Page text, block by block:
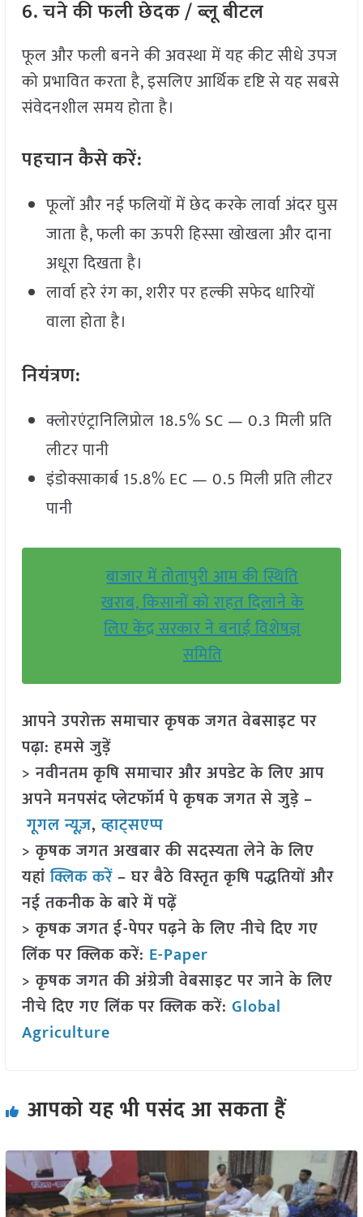
6.चनेकीफलीछेदक /ब्लूबीटल
फूल और फली बनने की अवस्था में यह कीट सीधे उपज
को प्रभावित करता है, इसलिए आर्थिक दृष्टि से यह सबसे
संवेदनशील समय होता है।
पहचानकैसेकरें:
फूलों और नई फलियों में छेद करके लार्वा अंदर घुस
जाता है, फली का ऊपरी हिस्सा खोखला और दाना
अधूरा दिखता है।
लार्वा हरे रंग का, शरीर पर हल्की सफेद धारियों
वाला होता है।
नियंत्रण:
क्लोरएंट्रानिलिप्रोल 18.5% SC — 0.3 मिली प्रति
लीटर पानी
इंडोक्साकार्ब 15.8% EC — 0.5 मिली प्रति लीटर
पानी
बाजार में तोतापुरी आम की स्थिति
खराब, किसानों को राहत दिलाने के
लिए केंद्र सरकार ने बनाई विशेषज्ञ
समिति
आपने उपरोक्त समाचार कृषक जगत वेबसाइट पर
पढ़ा: हमसे जुड़ें
> नवीनतम कृषि समाचार और अपडेट के लिए आप
अपने मनपसंद प्लेटफॉर्म पे कृषक जगत से जुड़े –
गूगल न्यूज़,व्हाट्सएप्प
> कृषक जगत अखबार की सदस्यता लेने के लिए
यहांक्लिक करें– घर बैठे विस्तृत कृषि पद्धतियों और
नई तकनीक के बारे में पढ़ें
> कृषक जगत ई-पेपर पढ़ने के लिए नीचे दिए गए
लिंक पर क्लिक करें: E-Paper
> कृषक जगत की अंग्रेजी वेबसाइट पर जाने के लिए
नीचे दिए गए लिंक पर क्लिक करें: Global
Agriculture
आपको यह भी पसंद आ सकता हैं